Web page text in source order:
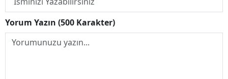
Yorum Yazın (500 Karakter)